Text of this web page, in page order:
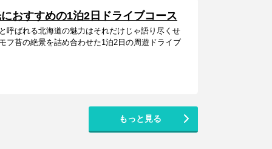
おすすめの1泊2日ドライブコース
ばれる北海道の魅力はそれだけじゃ語り尽くせ
フ苔の絶景を詰め合わせた1泊2日の周遊ドライブ
もっと見る